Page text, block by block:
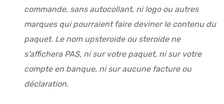
commande, sans autocollant, ni logo ou autres
marques qui pourraient faire deviner le contenu du
paquet. Le nom upsteroide ou steroide ne
s’affichera PAS, ni sur votre paquet, ni sur votre
compte en banque, ni sur aucune facture ou
déclaration.